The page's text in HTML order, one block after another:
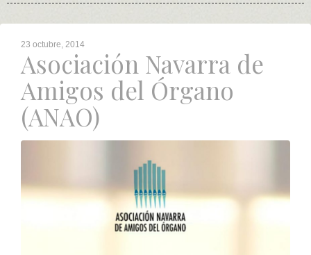
23 octubre, 2014
Asociación Navarra de
Amigos del Órgano
(ANAO)